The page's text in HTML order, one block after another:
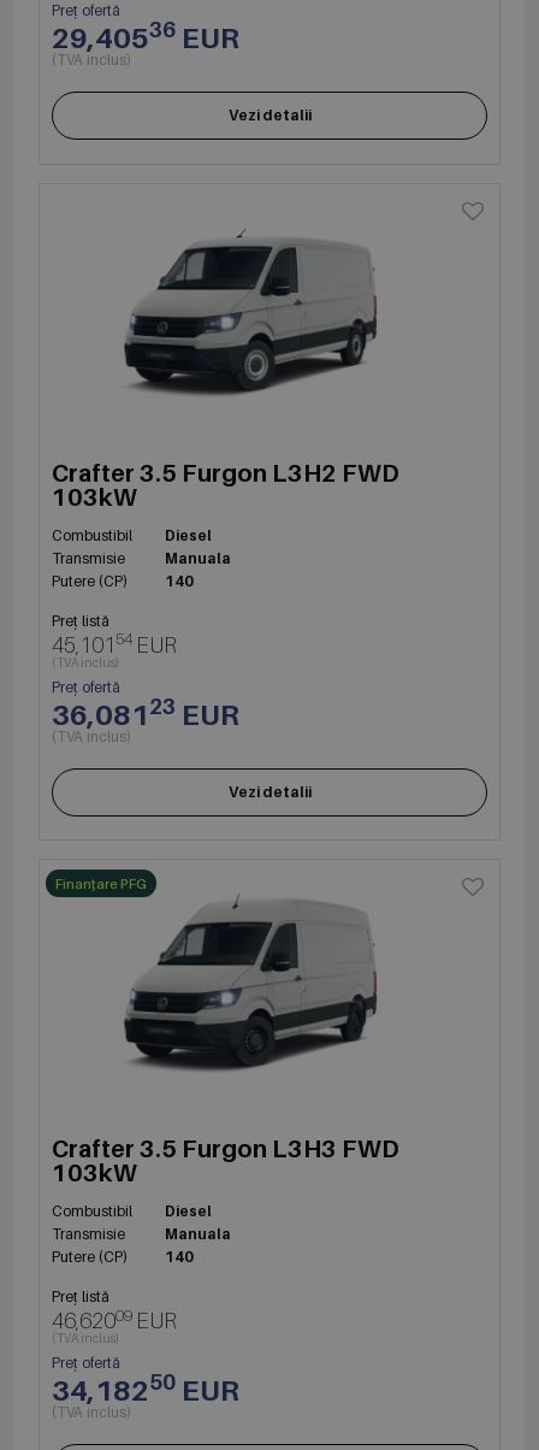
Preț ofertă
29,40536 EUR
(TVA inclus)
Vezi detalii
Crafter 3.5 Furgon L3H2 FWD
103kW
Combustibil
Diesel
Transmisie
Manuala
Putere (CP)
140
Preț listă
45,101 54 EUR
(TVA inclus)
Preț ofertă
36,08123 EUR
(TVA inclus)
Vezi detalii
Finanțare PFG
Crafter 3.5 Furgon L3H3 FWD
103kW
Combustibil
Diesel
Transmisie
Manuala
Putere (CP)
140
Preț listă
46,62009 EUR
(TVA inclus)
Preț ofertă
34,18250 EUR
(TVA inclus)